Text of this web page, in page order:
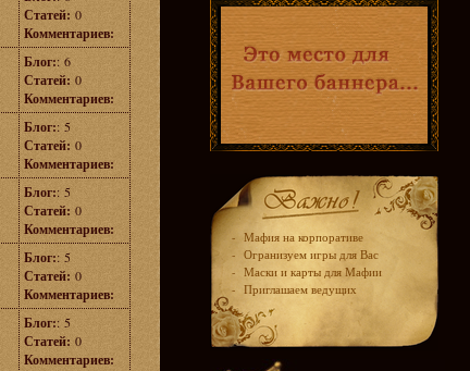
Статей: 0
Комментариев:
Блог:: 6
Статей: 0
Комментариев:
Блог:: 5
Статей: 0
Комментариев:
Блог:: 5
Статей: 0
Комментариев:
Блог:: 5
Статей: 0
Комментариев:
Блог:: 5
Статей: 0
Комментариев:
- Мафия на корпоративе
- Огранизуем игры для Вас
- Маски и карты для Мафии
- Приглашаем ведущих